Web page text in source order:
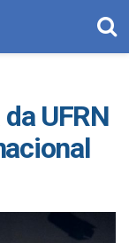
UFRN